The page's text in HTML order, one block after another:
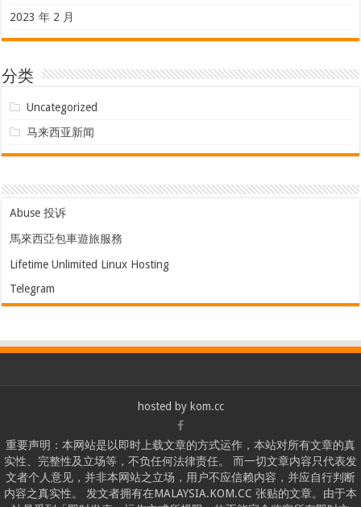
2023 年 2 月
分类
Uncategorized
马来西亚新闻
Abuse 投诉
馬來西亞包車遊旅服務
Lifetime Unlimited Linux Hosting
Telegram
hosted by kom.cc
重要声明：本网站是以即时上载文章的方式运作，本站对所有文章的真
实性、完整性及立场等，不负任何法律责任。 而一切文章内容只代表发
文者个人意见，并非本网站之立场，用户不应信赖内容，并应自行判断
内容之真实性。 发文者拥有在MALAYSIA.KOM.CC 张贴的文章。由于本